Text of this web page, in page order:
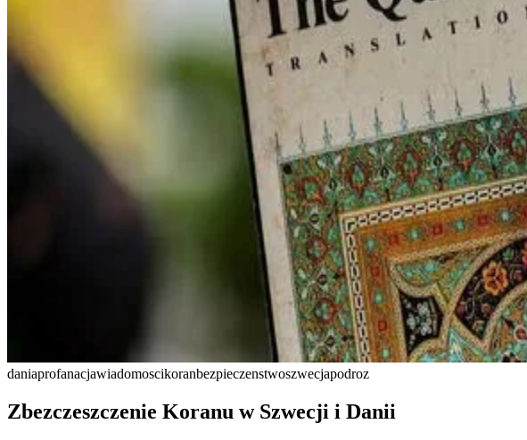
daniaprofanacjawiadomoscikoranbezpieczenstwoszwecjapodroz
Zbezczeszczenie Koranu w Szwecji i Danii